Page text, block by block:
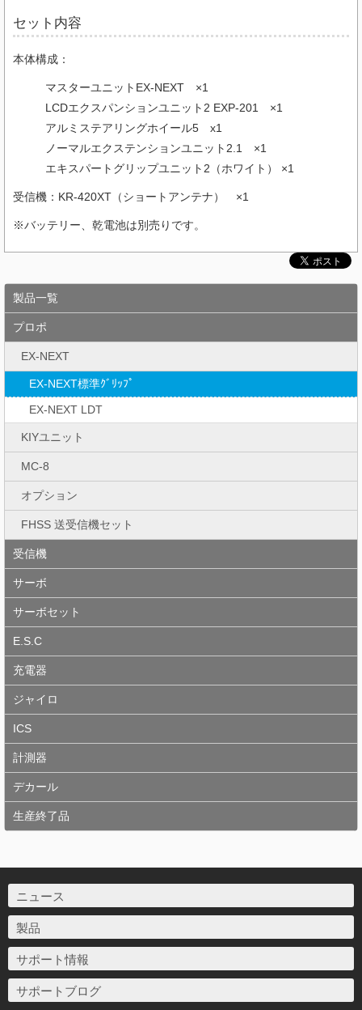
セット内容
本体構成：
マスターユニットEX-NEXT ×1
LCDエクスパンションユニット2 EXP-201 ×1
アルミステアリングホイール5 x1
ノーマルエクステンションユニット2.1 ×1
エキスパートグリップユニット2（ホワイト） ×1
受信機：KR-420XT（ショートアンテナ） ×1
※バッテリー、乾電池は別売りです。
製品一覧
プロポ
EX-NEXT
EX-NEXT標準ｸﾞﾘｯﾌﾟ
EX-NEXT LDT
KIYユニット
MC-8
オプション
FHSS 送受信機セット
受信機
サーボ
サーボセット
E.S.C
充電器
ジャイロ
ICS
計測器
デカール
生産終了品
ニュース
製品
サポート情報
サポートブログ